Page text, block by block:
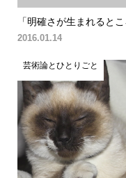
「明確さが生まれるとこ
2016.01.14
芸術論とひとりごと